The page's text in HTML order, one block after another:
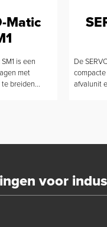
Matic
is een
met
breiden...
De
afvalunit
voor